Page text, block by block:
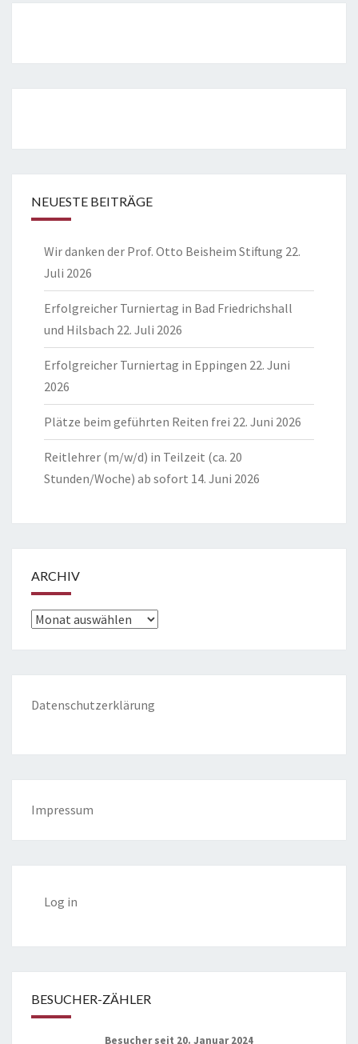
NEUESTE BEITRÄGE
Wir danken der Prof. Otto Beisheim Stiftung 22.
Juli 2026
Erfolgreicher Turniertag in Bad Friedrichshall
und Hilsbach 22. Juli 2026
Erfolgreicher Turniertag in Eppingen 22. Juni
2026
Plätze beim geführten Reiten frei 22. Juni 2026
Reitlehrer (m/w/d) in Teilzeit (ca. 20
Stunden/Woche) ab sofort 14. Juni 2026
ARCHIV
Archiv
Datenschutzerklärung
Impressum
Log in
BESUCHER-ZÄHLER
Besucher seit 20. Januar 2024